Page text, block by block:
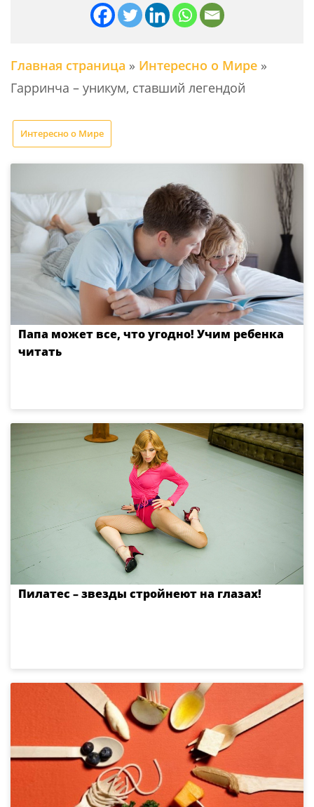
Главная страница » Интересно о Мире »
Гарринча – уникум, ставший легендой
Интересно о Мире
Папа может все, что угодно! Учим ребенка
читать
Пилатес – звезды стройнеют на глазах!